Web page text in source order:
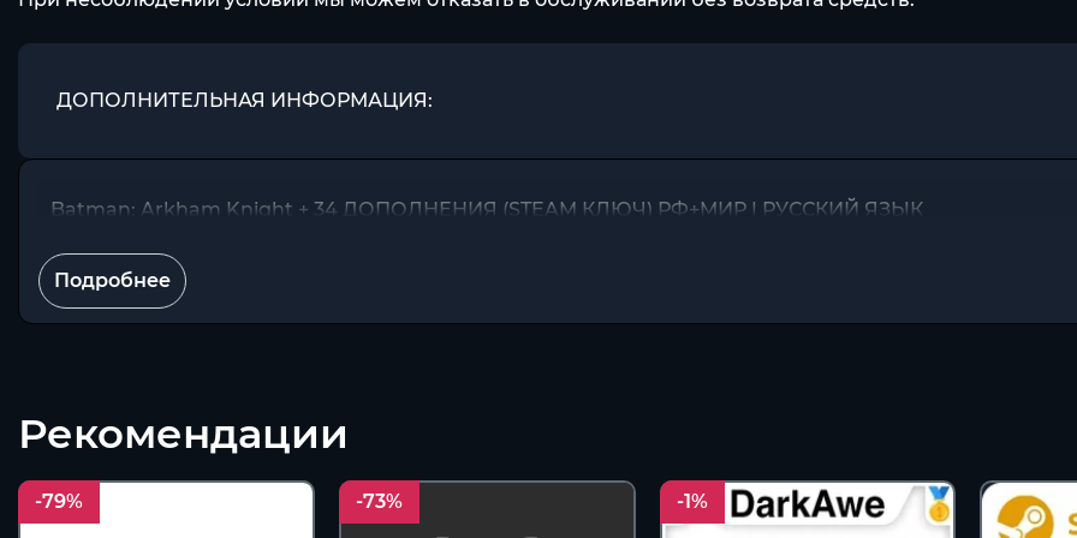
ДОПОЛНИТЕЛЬНАЯ ИНФОРМАЦИЯ:
Batman: Arkham Knight + 34 ДОПОЛНЕНИЯ (STEAM КЛЮЧ) РФ+МИР | РУССКИЙ ЯЗЫК
Подробнее
Рекомендации
-79% -73% -1%